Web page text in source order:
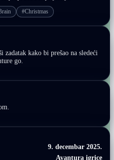
#Christmas
zadatak kako bi prešao na sledeći
go.
9. decembar 2025.
Avantura igrice